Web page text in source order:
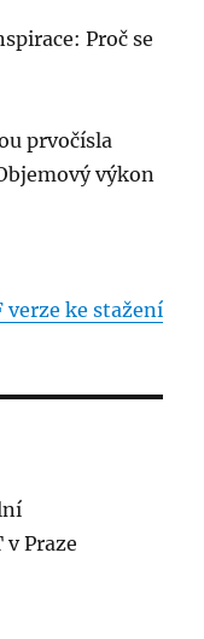
Proč se
prvočísla
výkon
verze ke stažení
v Praze